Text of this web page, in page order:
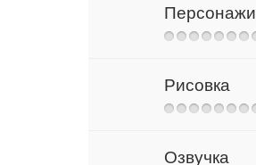
Персонажи
Рисовка
Озвучка